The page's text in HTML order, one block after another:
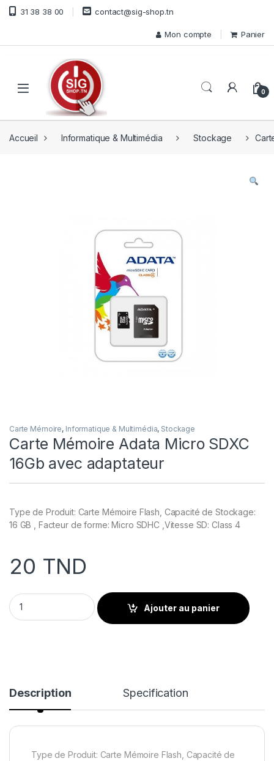
Skip to navigation
Skip to content
31 38 38 00 contact@sig-shop.tn
Mon compte Panier
Open 0
Accueil Informatique & Multimédia Stockage
Carte Mémoire, Informatique & Multimédia, Stockage
Carte Mémoire Adata Micro SDXC
16Gb avec adaptateur
Type de Produit: Carte Mémoire Flash, Capacité de Stockage:
16 GB , Facteur de forme: Micro SDHC ,Vitesse SD: Class 4
20 TND
Carte Mémoire Adata Micro SDXC 16Gb avec adaptateur
Ajouter au panier
Description Specification
Type de Produit: Carte Mémoire Flash, Capacité de